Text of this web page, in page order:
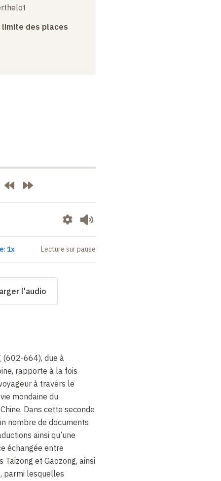
limite des places
1x Lecture sur pause
l'audio
(602-664), due à
rapporte à la fois
à travers le
mondaine du
Dans cette seconde
nombre de documents
ainsi qu’une
échangée entre
et Gaozong, ainsi
parmi lesquelles